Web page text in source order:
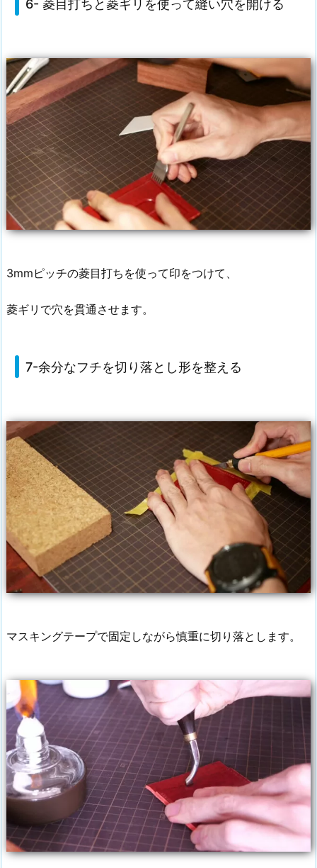
6- 菱目打ちと菱ギリを使って縫い穴を開ける
3mmピッチの菱目打ちを使って印をつけて、
菱ギリで穴を貫通させます。
7-余分なフチを切り落とし形を整える
マスキングテープで固定しながら慎重に切り落とします。